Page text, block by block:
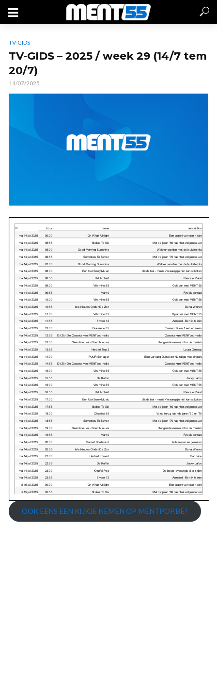
TV-GIDS
TV-GIDS – 2025 / week 29 (14/7 tem
20/7)
14/07/2025
OOK EENS EEN KIJKJE NEMEN OP MENTPOP.BE?